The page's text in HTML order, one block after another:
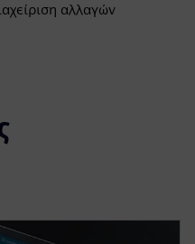
αλλαγών